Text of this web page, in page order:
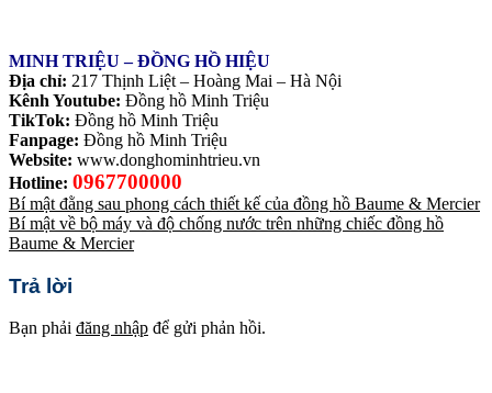
MINH TRIỆU – ĐỒNG HỒ HIỆU
Địa chỉ: 217 Thịnh Liệt – Hoàng Mai – Hà Nội
Kênh Youtube: Đồng hồ Minh Triệu
TikTok: Đồng hồ Minh Triệu
Fanpage: Đồng hồ Minh Triệu
Website: www.donghominhtrieu.vn
Hotline: 0967700000
Bí mật đằng sau phong cách thiết kế của đồng hồ Baume & Mercier
Bí mật về bộ máy và độ chống nước trên những chiếc đồng hồ
Baume & Mercier
Trả lời
Bạn phải đăng nhập để gửi phản hồi.